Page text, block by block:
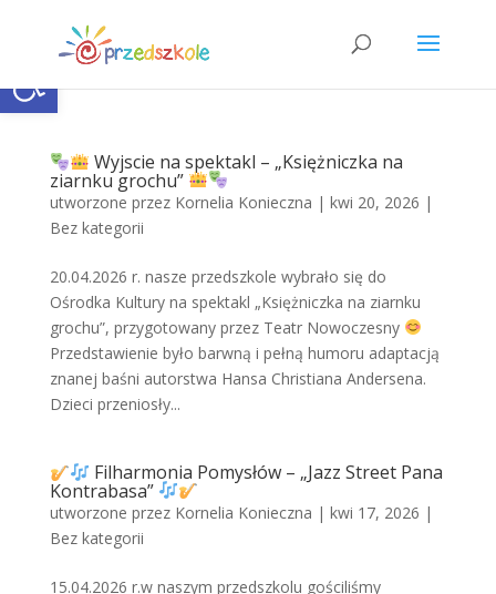
Open toolbar
Wyjscie na spektakl – „Księżniczka na
ziarnku grochu”
utworzone przez Kornelia Konieczna | kwi 20, 2026 |
Bez kategorii
20.04.2026 r. nasze przedszkole wybrało się do
Ośrodka Kultury na spektakl „Księżniczka na ziarnku
grochu”, przygotowany przez Teatr Nowoczesny
Przedstawienie było barwną i pełną humoru adaptacją
znanej baśni autorstwa Hansa Christiana Andersena.
Dzieci przeniosły...
Filharmonia Pomysłów – „Jazz Street Pana
Kontrabasa”
utworzone przez Kornelia Konieczna | kwi 17, 2026 |
Bez kategorii
15.04.2026 r.w naszym przedszkolu gościliśmy